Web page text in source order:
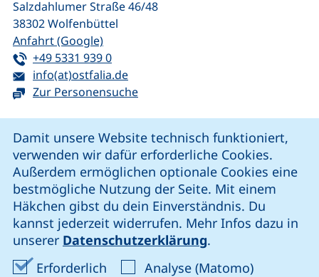
Damit unsere Website technisch funktioniert,
verwenden wir dafür erforderliche Cookies.
Außerdem ermöglichen optionale Cookies eine
bestmögliche Nutzung der Seite. Mit einem
Häkchen gibst du dein Einverständnis. Du
kannst jederzeit widerrufen. Mehr Infos dazu in
unserer Datenschutzerklärung.
Erforderlich Erforderliche Cookies akzeptieren
Analyse (Matomo)Analyse-
Salzdahlumer Straße 46/48
38302Wolfenbüttel
Anfahrt (Google)(externer Link, öffnet neues Fenster)
Tel:
+49 5331 939 0(startet einen Telefonanruf, wenn Ihr
E-Mail:
info(at)ostfalia.de(öffnet Ihr E-Mail-Programm)
Zur Personensuche
unsere Facebook-Seite (externer Link, öffnet neues
unsere LinkedIn-Seite (externer Link, öffnet
unsere Instagram-Seite (externer Link,
unsere YouTube-Seite (externer
Cookie-Einstellungen
Impressum
Datenschutz